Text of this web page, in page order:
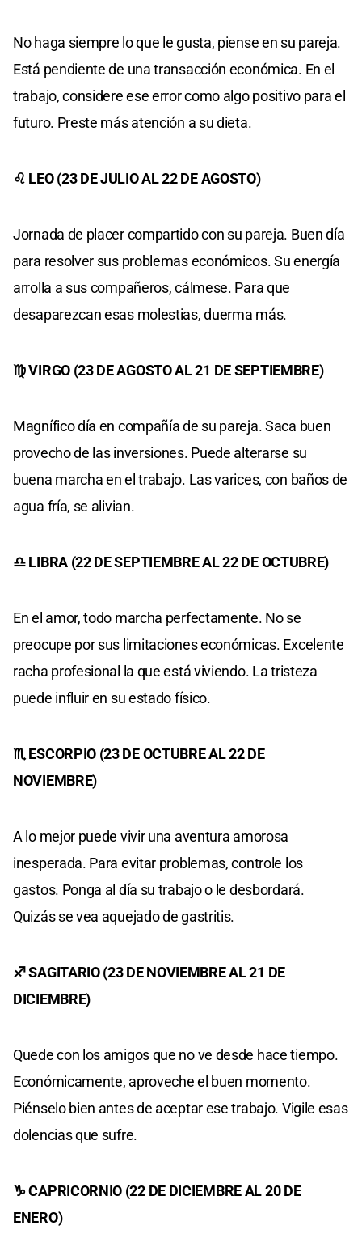
No haga siempre lo que le gusta, piense en su pareja.
Está pendiente de una transacción económica. En el
trabajo, considere ese error como algo positivo para el
futuro. Preste más atención a su dieta.
♌ LEO (23 DE JULIO AL 22 DE AGOSTO)
Jornada de placer compartido con su pareja. Buen día
para resolver sus problemas económicos. Su energía
arrolla a sus compañeros, cálmese. Para que
desaparezcan esas molestias, duerma más.
♍ VIRGO (23 DE AGOSTO AL 21 DE SEPTIEMBRE)
Magnífico día en compañía de su pareja. Saca buen
provecho de las inversiones. Puede alterarse su
buena marcha en el trabajo. Las varices, con baños de
agua fría, se alivian.
♎ LIBRA (22 DE SEPTIEMBRE AL 22 DE OCTUBRE)
En el amor, todo marcha perfectamente. No se
preocupe por sus limitaciones económicas. Excelente
racha profesional la que está viviendo. La tristeza
puede influir en su estado físico.
♏ ESCORPIO (23 DE OCTUBRE AL 22 DE
NOVIEMBRE)
A lo mejor puede vivir una aventura amorosa
inesperada. Para evitar problemas, controle los
gastos. Ponga al día su trabajo o le desbordará.
Quizás se vea aquejado de gastritis.
♐ SAGITARIO (23 DE NOVIEMBRE AL 21 DE
DICIEMBRE)
Quede con los amigos que no ve desde hace tiempo.
Económicamente, aproveche el buen momento.
Piénselo bien antes de aceptar ese trabajo. Vigile esas
dolencias que sufre.
♑ CAPRICORNIO (22 DE DICIEMBRE AL 20 DE
ENERO)